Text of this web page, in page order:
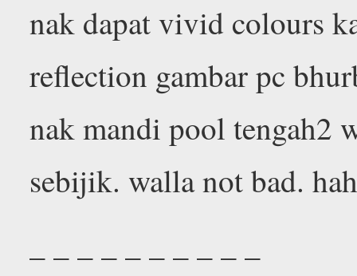
nak dapat vivid colours
reflection gambar pc
nak mandi pool tengah2
sebijik. walla not bad.
– – – – – – – – – –